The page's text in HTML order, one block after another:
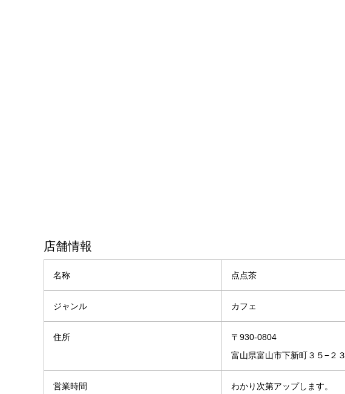
店舗情報
名称 点点茶
ジャンル カフェ
住所
〒930-0804
富山県富山市下新町３５−２３
営業時間 わかり次第アップします。